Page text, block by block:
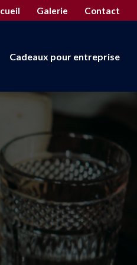
Galerie Contact
Cadeaux pour entreprise